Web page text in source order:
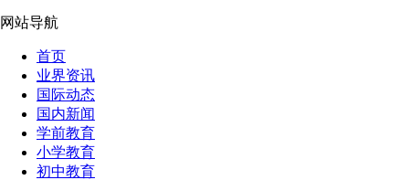
网站导航
首页
业界资讯
国际动态
国内新闻
学前教育
小学教育
初中教育